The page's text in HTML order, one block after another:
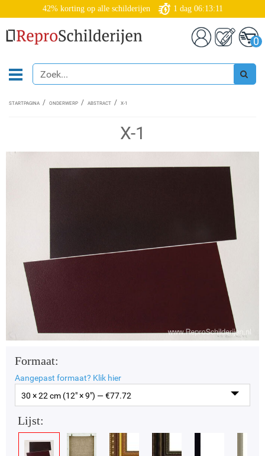
42% korting op alle schilderijen 1 dag 06:13:11
0
STARTPAGINA ONDERWERP ABSTRACT X-1
X-1
Formaat:
Aangepast formaat? Klik hier
30 × 22 cm (12" × 9") — €77.72
Lijst: